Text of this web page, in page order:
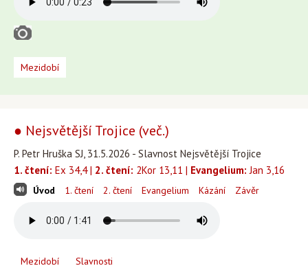
Mezidobí
● Nejsvětější Trojice (več.)
P. Petr Hruška SJ, 31.5.2026 - Slavnost Nejsvětější Trojice
1. čtení: Ex 34,4 | 2. čtení: 2Kor 13,11 | Evangelium: Jan 3,16
Úvod 1. čtení 2. čtení Evangelium Kázání Závěr
Mezidobí Slavnosti